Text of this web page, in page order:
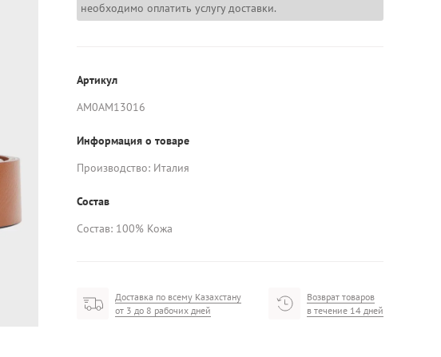
необходимо оплатить услугу доставки.
Артикул
AM0AM13016
Информация о товаре
Производство: Италия
Состав
Состав: 100% Кожа
Доставка по всему Казахстану
от 3 до 8 рабочих дней
Возврат товаров
в течение 14 дней